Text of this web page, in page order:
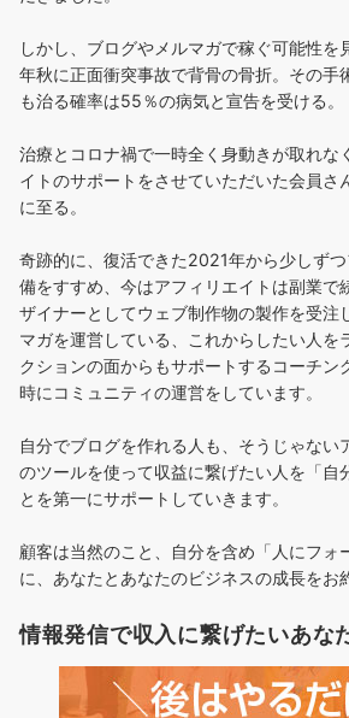
しかし、ブログやメルマガで稼ぐ可能性
年秋に正面衝突事故で背骨の骨折。その手
も治る確率は55％の病気と宣告を受ける。
治療とコロナ禍で一時全く身動きが取れな
イトのサポートをさせていただいた会員さ
に至る。
奇跡的に、復活できた2021年から少しず
備をすすめ、今はアフィリエイトは副業で
ザイナーとしてウェブ制作物の製作を受注
マガを運営している、これからしたい人を
クションの面からもサポートするコーチン
時にコミュニティの運営をしています。
自分でブログを作れる人も、そうじゃない
のツールを使って収益に繋げたい人を「自
とを第一にサポートしていきます。
顧客は当然のこと、自分を含め「人にフォ
に、あなたとあなたのビジネスの成長をお
情報発信で収入に繋げたいあな